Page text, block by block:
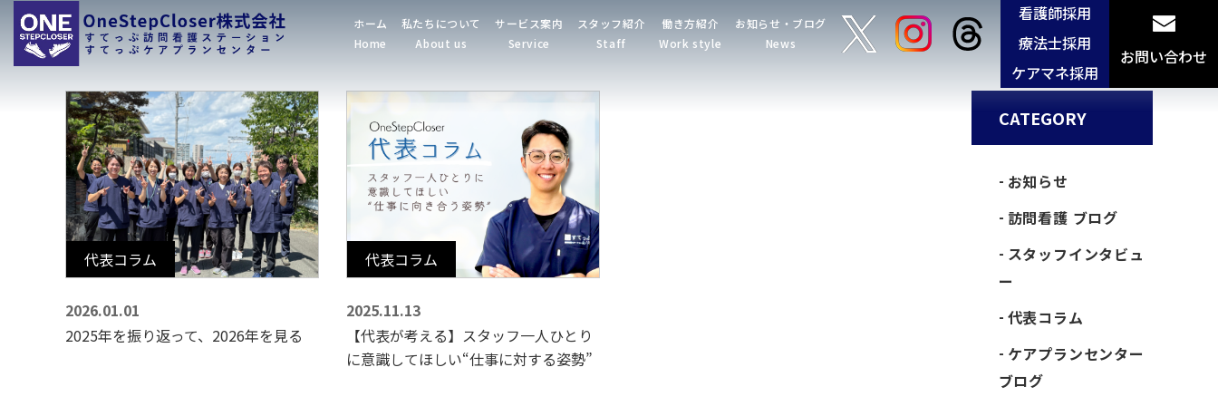
ホーム
Home
私たちについて
About us
サービス案内
Service
スタッフ紹介
Staff
働き方紹介
Work style
お知らせ・ブログ
News
看護師採用
療法士採用
ケアマネ採用
お問い合わせ
代表コラム
2026.01.01
2025年を振り返って、2026年を見る
代表コラム
2025.11.13
【代表が考える】スタッフ一人ひとり
に意識してほしい“仕事に対する姿勢”
CATEGORY
お知らせ
訪問看護 ブログ
スタッフインタビュ
ー
代表コラム
ケアプランセンター
ブログ